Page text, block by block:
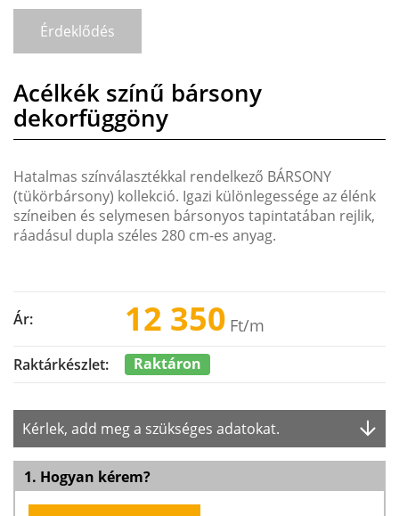
Érdeklődés
Acélkék színű bársony
dekorfüggöny
Hatalmas színválasztékkal rendelkező BÁRSONY
(tükörbársony) kollekció. Igazi különlegessége az élénk
színeiben és selymesen bársonyos tapintatában rejlik,
ráadásul dupla széles 280 cm-es anyag.
Ár: 12 350 Ft/m
Raktárkészlet: Raktáron
Kérlek, add meg a szükséges adatokat.
1. Hogyan kérem?